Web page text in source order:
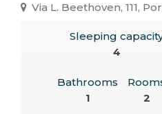
Via L. Beethoven, 111,
Sleeping
4
Bathrooms
1
2